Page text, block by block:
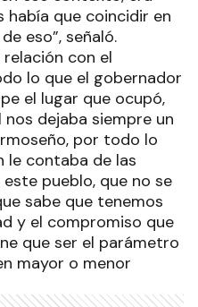
había que coincidir en
eso”, señaló.
relación con el
lo que el gobernador
el lugar que ocupó,
dejaba siempre un
por todo lo
le contaba de las
pueblo, que no se
sabe que tenemos
y el compromiso que
que ser el parámetro
mayor o menor